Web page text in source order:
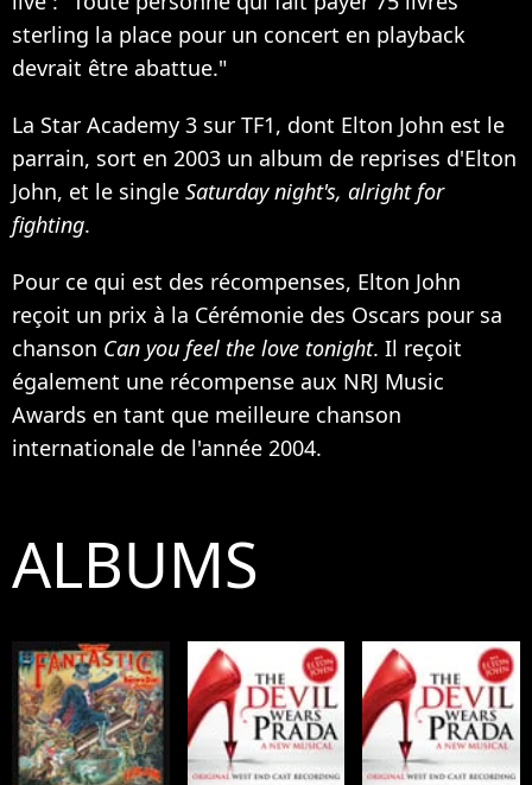
sterling la place pour un concert en playback
devrait être abattue."
La Star Academy 3 sur TF1, dont Elton John est le
parrain, sort en 2003 un album de reprises d'Elton
John, et le single Saturday night's, alright for
fighting.
Pour ce qui est des récompenses, Elton John
reçoit un prix à la Cérémonie des Oscars pour sa
chanson Can you feel the love tonight. Il reçoit
également une récompense aux NRJ Music
Awards en tant que meilleure chanson
internationale de l'année 2004.
ALBUMS